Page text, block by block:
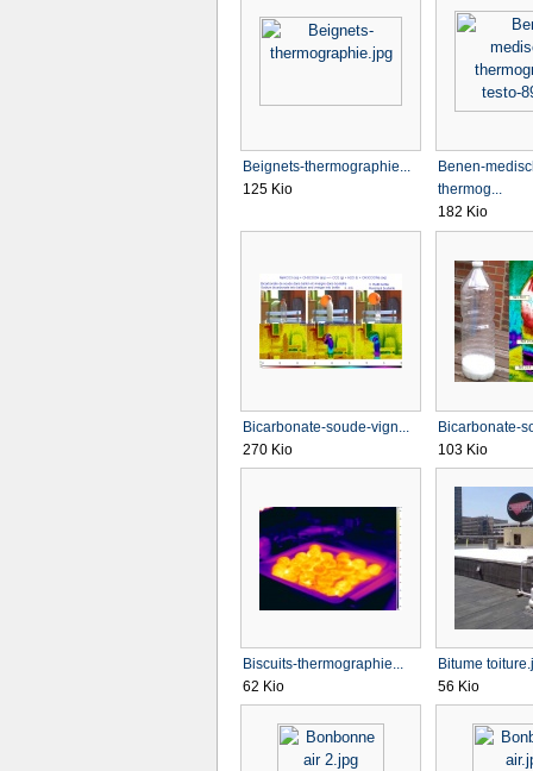
Beignets-thermographie...
125 Kio
Benen-
thermog...
182 Kio
Bicarbonate-soude-vign...
270 Kio
Bicarbonate-
103 Kio
Biscuits-thermographie...
62 Kio
Bitume
56 Kio